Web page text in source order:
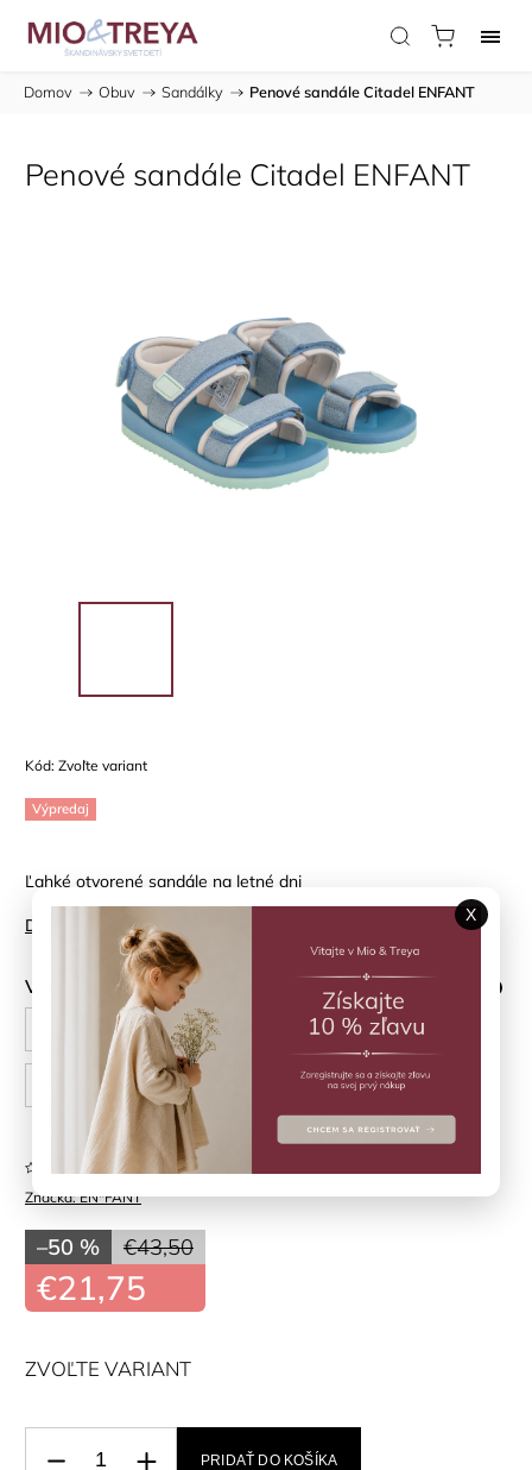
Domov / Obuv / Sandálky / Penové sandále Citadel ENFANT
Penové sandále Citadel ENFANT
Kód: Zvoľte variant
Výpredaj
Ľahké otvorené sandále na letné dni
Detailné informácie
Veľkosť topánky
25 26 28 29
Značka:EN*FANT
Neohodnotené
€43,50
–50 %
€21,75
ZVOĽTE VARIANT
PRIDAŤ DO KOŠÍKA
X